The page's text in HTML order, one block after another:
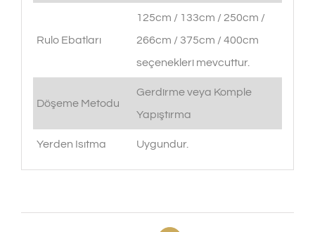
Rulo Ebatları
125cm / 133cm / 250cm /
266cm / 375cm / 400cm
seçenekleri mevcuttur.
Döşeme Metodu
Gerdirme veya Komple
Yapıştırma
Yerden Isıtma Uygundur.